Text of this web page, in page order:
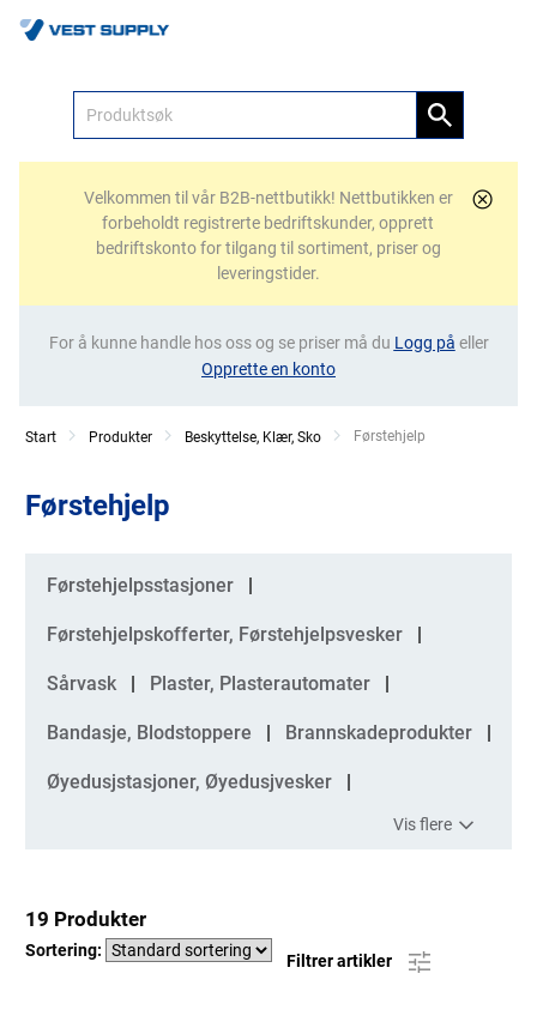
Velkommen til vår B2B-nettbutikk! Nettbutikken er
forbeholdt registrerte bedriftskunder, opprett
bedriftskonto for tilgang til sortiment, priser og
leveringstider.
For å kunne handle hos oss og se priser må du Logg på eller
Opprette en konto
Start Produkter Beskyttelse, Klær, Sko Current:
Førstehjelp
Førstehjelp
Kategorier
Førstehjelpsstasjoner
Førstehjelpskofferter, Førstehjelpsvesker
Sårvask Plaster, Plasterautomater
Bandasje, Blodstoppere Brannskadeprodukter
Øyedusjstasjoner, Øyedusjvesker
Vis flere
19 Produkter
Sortering:
Filtrer artikler